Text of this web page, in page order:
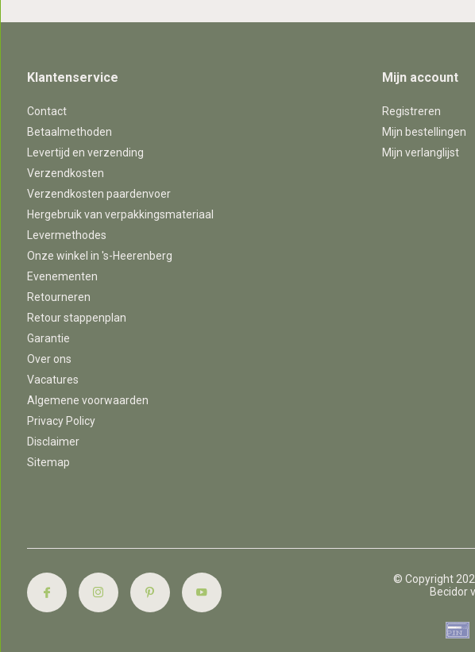
Klantenservice
Contact
Betaalmethoden
Levertijd en verzending
Verzendkosten
Verzendkosten paardenvoer
Hergebruik van verpakkingsmateriaal
Levermethodes
Onze winkel in 's-Heerenberg
Evenementen
Retourneren
Retour stappenplan
Garantie
Over ons
Vacatures
Algemene voorwaarden
Privacy Policy
Disclaimer
Sitemap
Mijn account
Registreren
Mijn bestellingen
Mijn verlanglijst
© Copyright
Becidor